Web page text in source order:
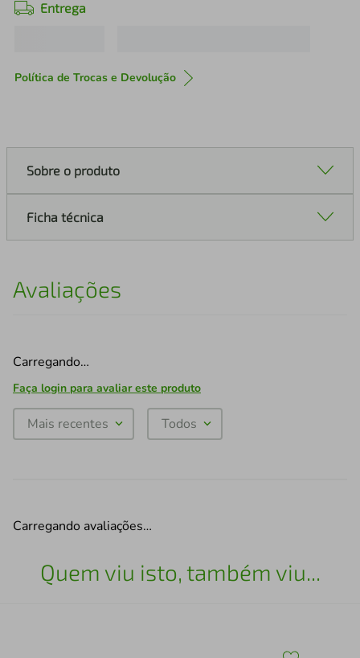
Entrega
Política de Trocas e Devolução
Sobre o produto
Ficha técnica
Avaliações
Carregando…
Faça login para avaliar este produto
Mais recentes Todos
Carregando avaliações…
Quem viu isto, também viu...